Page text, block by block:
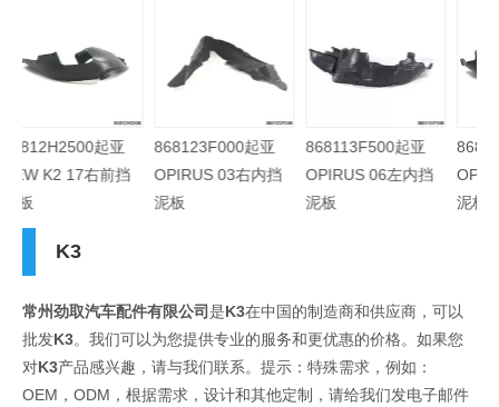
86812H2500起亚
NEW K2 17右前挡
泥板
868123F000起亚
OPIRUS 03右内挡
泥板
868113F500起亚
OPIRUS 06左内挡
泥板
K3
常州劲取汽车配件有限公司是K3在中国的制造商和供应商，可以
批发K3。我们可以为您提供专业的服务和更优惠的价格。如果您
对K3产品感兴趣，请与我们联系。提示：特殊需求，例如：
OEM，ODM，根据需求，设计和其他定制，请给我们发电子邮件